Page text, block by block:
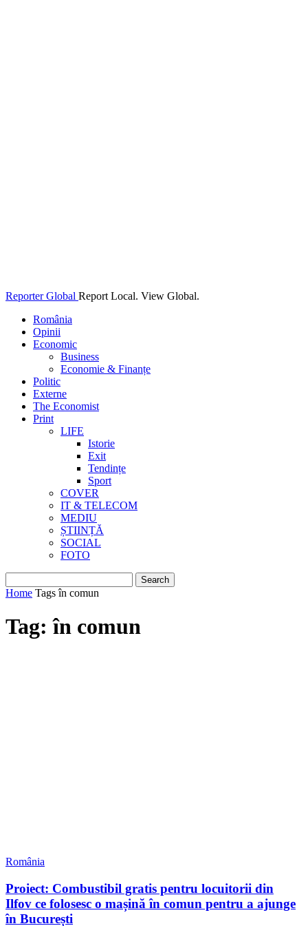
Reporter Global Report Local. View Global.
România
Opinii
Economic
Business
Economie & Finanțe
Politic
Externe
The Economist
Print
LIFE
Istorie
Exit
Tendințe
Sport
COVER
IT & TELECOM
MEDIU
ȘTIINȚĂ
SOCIAL
FOTO
Home Tags în comun
Tag: în comun
România
Proiect: Combustibil gratis pentru locuitorii din
Ilfov ce folosesc o mașină în comun pentru a ajunge
în București